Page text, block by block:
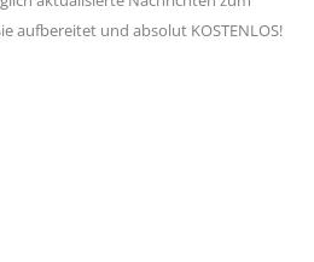
aufbereitet und absolut KOSTENLOS!